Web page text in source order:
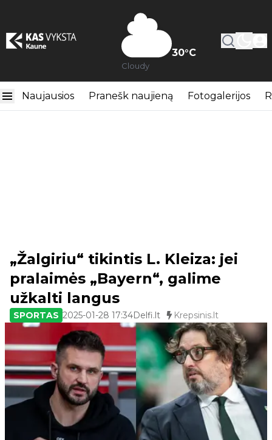
30°C
Cloudy
Naujausios Pranešk naujieną Fotogalerijos
„Žalgiriu“ tikintis L. Kleiza: jei
pralaimės „Bayern“, galime
užkalti langus
SPORTAS 2025-01-28 17:34Delfi.lt Krepsinis.lt